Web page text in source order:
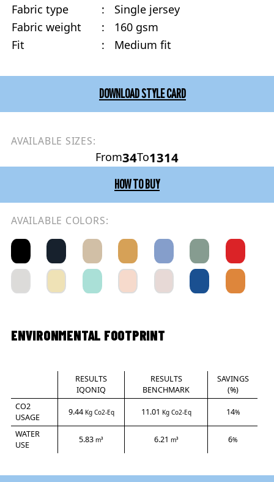
Fabric type
:
Single jersey
Fabric weight
:
160 gsm
Fit
: Medium fit
DOWNLOAD STYLE CARD
AVAILABLE SIZES:
From34To1314
HOW TO BUY
AVAILABLE COLORS:
ENVIRONMENTAL FOOTPRINT
RESULTS
IQONIQ
RESULTS
BENCHMARK
SAVINGS
(%)
CO2
USAGE
9.44 Kg Co2-Eq 11.01 Kg Co2-Eq 14%
WATER
USE
5.83 m³ 6.21 m³ 6%